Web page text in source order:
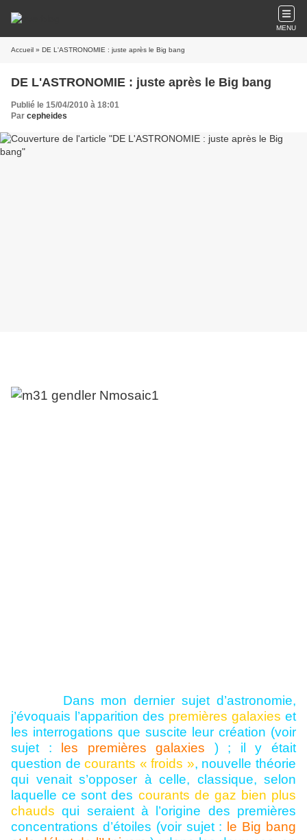
MENU
Accueil » DE L'ASTRONOMIE : juste après le Big bang
DE L'ASTRONOMIE : juste après le Big bang
Publié le 15/04/2010 à 18:01
Par cepheides
Dans mon dernier sujet d’astronomie,
j’évoquais l’apparition des premières galaxies et
les interrogations que suscite leur création (voir
sujet :
les premières galaxies ) ; il y était
question decourants « froids », nouvelle théorie
qui venait s’opposer à celle, classique, selon
laquelle ce sont des courants de gaz bien plus
chauds qui seraient à l’origine des premières
concentrations d’étoiles (voir sujet : le Big bang